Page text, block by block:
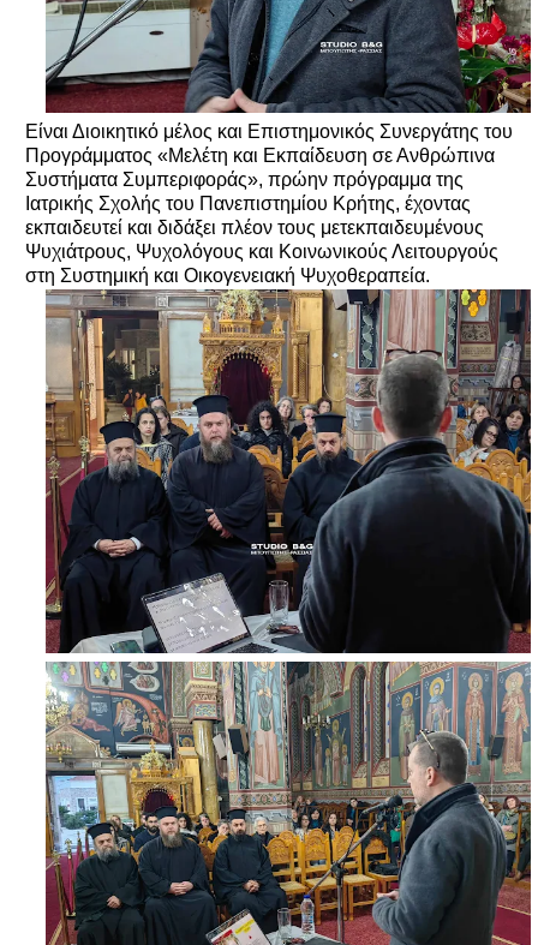
Είναι Διοικητικό μέλος και Επιστημονικός Συνεργάτης του
Προγράμματος «Μελέτη και Εκπαίδευση σε Ανθρώπινα
Συστήματα Συμπεριφοράς», πρώην πρόγραμμα της
Ιατρικής Σχολής του Πανεπιστημίου Κρήτης, έχοντας
εκπαιδευτεί και διδάξει πλέον τους μετεκπαιδευμένους
Ψυχιάτρους, Ψυχολόγους και Κοινωνικούς Λειτουργούς
στη Συστημική και Οικογενειακή Ψυχοθεραπεία.